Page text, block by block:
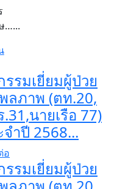
…...
รรมเยี่ยมผู้ป่วย
ลภาพ (ตท.20,
.31,นายเรือ 77)
จำปี 2568...
อ
รรมเยี่ยมผู้ป่วย